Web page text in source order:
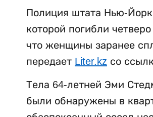
Полиция штата Нью-Йорк
которой погибли
что женщины заранее
передает Liter.kz со
Тела 64-летней Эми
были обнаружены в